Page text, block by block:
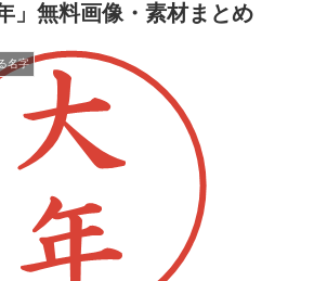
」無料画像・素材まとめ
名字